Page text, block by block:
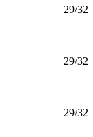
29/32
29/32
29/32